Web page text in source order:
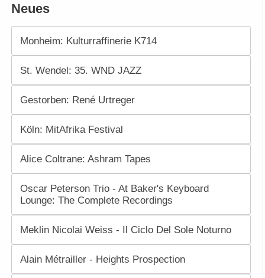
Neues
Monheim: Kulturraffinerie K714
St. Wendel: 35. WND JAZZ
Gestorben: René Urtreger
Köln: MitAfrika Festival
Alice Coltrane: Ashram Tapes
Oscar Peterson Trio - At Baker's Keyboard
Lounge: The Complete Recordings
Meklin Nicolai Weiss - Il Ciclo Del Sole Noturno
Alain Métrailler - Heights Prospection